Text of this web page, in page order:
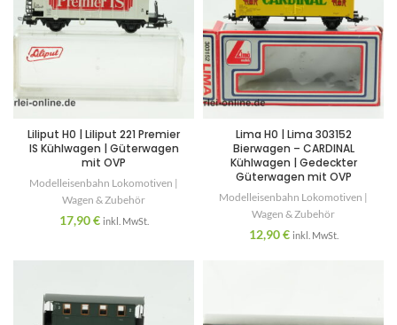
Liliput H0 | Liliput 221 Premier
IS Kühlwagen | Güterwagen
mit OVP
Modelleisenbahn Lokomotiven |
Wagen & Zubehör
17,90€ inkl. MwSt.
Lima H0 | Lima 303152
Bierwagen – CARDINAL
Kühlwagen | Gedeckter
Güterwagen mit OVP
Modelleisenbahn Lokomotiven |
Wagen & Zubehör
12,90€ inkl. MwSt.